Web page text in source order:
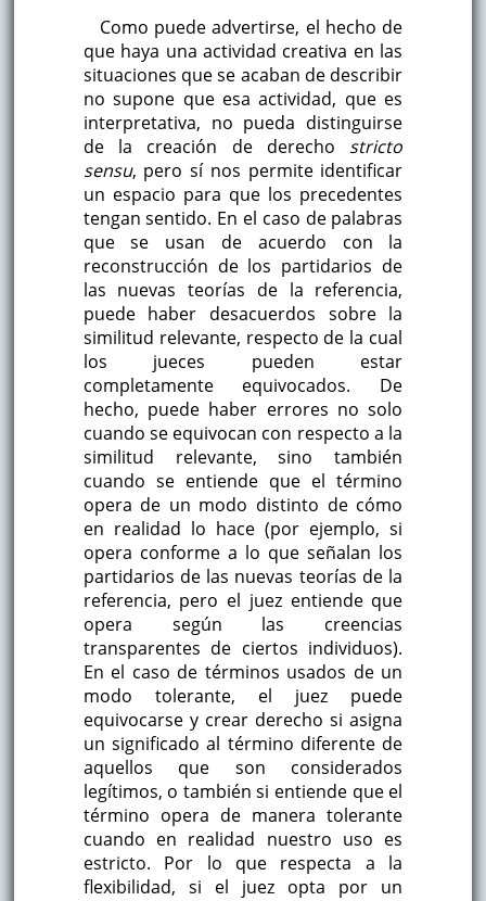
Como puede advertirse, el hecho de
que haya una actividad creativa en las
situaciones que se acaban de describir
no supone que esa actividad, que es
interpretativa, no pueda distinguirse
de la creación de derecho stricto
sensu, pero sí nos permite identificar
un espacio para que los precedentes
tengan sentido. En el caso de palabras
que se usan de acuerdo con la
reconstrucción de los partidarios de
las nuevas teorías de la referencia,
puede haber desacuerdos sobre la
similitud relevante, respecto de la cual
los jueces pueden estar
completamente equivocados. De
hecho, puede haber errores no solo
cuando se equivocan con respecto a la
similitud relevante, sino también
cuando se entiende que el término
opera de un modo distinto de cómo
en realidad lo hace (por ejemplo, si
opera conforme a lo que señalan los
partidarios de las nuevas teorías de la
referencia, pero el juez entiende que
opera según las creencias
transparentes de ciertos individuos).
En el caso de términos usados de un
modo tolerante, el juez puede
equivocarse y crear derecho si asigna
un significado al término diferente de
aquellos que son considerados
legítimos, o también si entiende que el
término opera de manera tolerante
cuando en realidad nuestro uso es
estricto. Por lo que respecta a la
flexibilidad, si el juez opta por un